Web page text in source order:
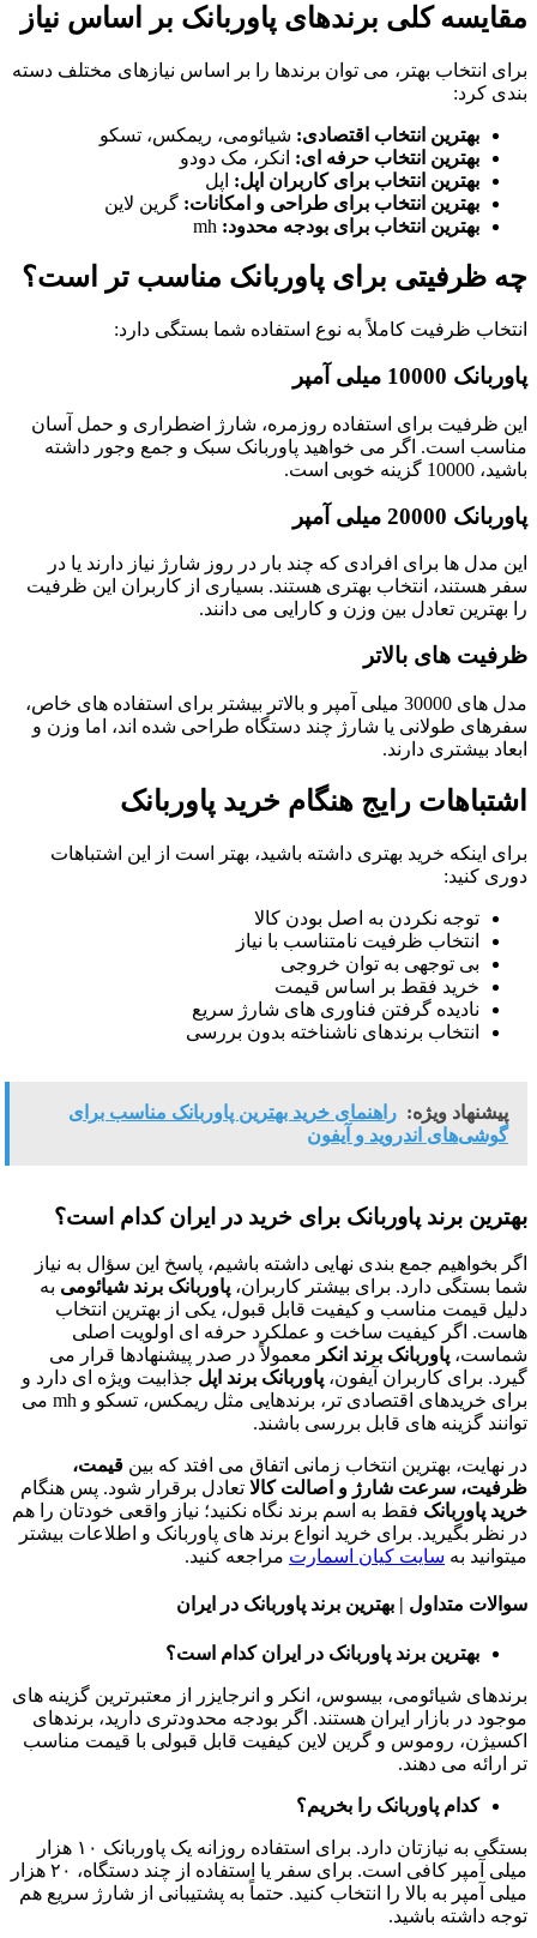
مقایسه کلی برندهای پاوربانک بر اساس نیاز
برای انتخاب بهتر، می توان برندها را بر اساس نیازهای مختلف دسته
بندی کرد:
بهترین انتخاب اقتصادی: شیائومی، ریمکس، تسکو
بهترین انتخاب حرفه ای: انکر، مک دودو
بهترین انتخاب برای کاربران اپل: اپل
بهترین انتخاب برای طراحی و امکانات: گرین لاین
بهترین انتخاب برای بودجه محدود:
چه ظرفیتی برای پاوربانک مناسب تر است؟
انتخاب ظرفیت کاملاً به نوع استفاده شما بستگی دارد:
پاوربانک 10000 میلی آمپر
این ظرفیت برای استفاده روزمره، شارژ اضطراری و حمل آسان
مناسب است. اگر می خواهید پاوربانک سبک و جمع وجور داشته
باشید، 10000 گزینه خوبی است.
پاوربانک 20000 میلی آمپر
این مدل ها برای افرادی که چند بار در روز شارژ نیاز دارند یا در
سفر هستند، انتخاب بهتری هستند. بسیاری از کاربران این ظرفیت
را بهترین تعادل بین وزن و کارایی می دانند.
ظرفیت های بالاتر
مدل های 30000 میلی آمپر و بالاتر بیشتر برای استفاده های خاص،
سفرهای طولانی یا شارژ چند دستگاه طراحی شده اند، اما وزن و
ابعاد بیشتری دارند.
اشتباهات رایج هنگام خرید پاوربانک
برای اینکه خرید بهتری داشته باشید، بهتر است از این اشتباهات
دوری کنید:
توجه نکردن به اصل بودن کالا
انتخاب ظرفیت نامتناسب با نیاز
بی توجهی به توان خروجی
خرید فقط بر اساس قیمت
نادیده گرفتن فناوری های شارژ سریع
انتخاب برندهای ناشناخته بدون بررسی
پیشنهاد ویژه: راهنمای خرید بهترین پاوربانک مناسب برای
گوشی‌های اندروید و آیفون
بهترین برند پاوربانک برای خرید در ایران کدام است؟
اگر بخواهیم جمع بندی نهایی داشته باشیم، پاسخ این سؤال به نیاز
شما بستگی دارد. برای بیشتر کاربران، پاوربانک برند شیائومی به
دلیل قیمت مناسب و کیفیت قابل قبول، یکی از بهترین انتخاب
هاست. اگر کیفیت ساخت و عملکرد حرفه ای اولویت اصلی
شماست، پاوربانک برند انکر معمولاً در صدر پیشنهادها قرار می
گیرد. برای کاربران آیفون، پاوربانک برند اپل جذابیت ویژه ای دارد و
برای خریدهای اقتصادی تر، برندهایی مثل ریمکس، تسکو و mh می
توانند گزینه های قابل بررسی باشند.
در نهایت، بهترین انتخاب زمانی اتفاق می افتد که بین قیمت،
ظرفیت، سرعت شارژ و اصالت کالا تعادل برقرار شود. پس هنگام
خرید پاوربانک فقط به اسم برند نگاه نکنید؛ نیاز واقعی خودتان را هم
در نظر بگیرید. برای خرید انواع برند های پاوربانک و اطلاعات بیشتر
میتوانید به سایت کیان اسمارت مراجعه کنید.
سوالات متداول | بهترین برند پاوربانک در ایران
بهترین برند پاوربانک در ایران کدام است؟
برندهای شیائومی، بیسوس، انکر و انرجایزر از معتبرترین گزینه های
موجود در بازار ایران هستند. اگر بودجه محدودتری دارید، برندهای
اکسیژن، روموس و گرین لاین کیفیت قابل قبولی با قیمت مناسب
تر ارائه می دهند.
کدام پاوربانک را بخریم؟
بستگی به نیازتان دارد. برای استفاده روزانه یک پاوربانک ۱۰ هزار
میلی آمپر کافی است. برای سفر یا استفاده از چند دستگاه، ۲۰ هزار
میلی آمپر به بالا را انتخاب کنید. حتماً به پشتیبانی از شارژ سریع هم
توجه داشته باشید.